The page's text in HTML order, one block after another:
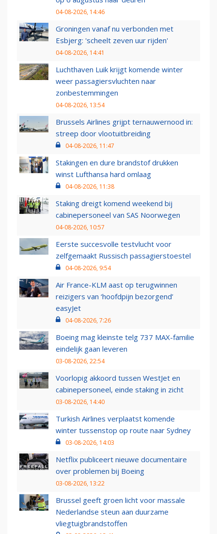
04-08-2026, 14:46
Groningen vanaf nu verbonden met
Esbjerg: 'scheelt zeven uur rijden'
04-08-2026, 14:41
Luchthaven Luik krijgt komende winter
weer passagiersvluchten naar
zonbestemmingen
04-08-2026, 13:54
Brussels Airlines grijpt ternauwernood in:
streep door vlootuitbreiding
04-08-2026, 11:47
Stakingen en dure brandstof drukken
winst Lufthansa hard omlaag
04-08-2026, 11:38
Staking dreigt komend weekend bij
cabinepersoneel van SAS Noorwegen
04-08-2026, 10:57
Eerste succesvolle testvlucht voor
zelfgemaakt Russisch passagierstoestel
04-08-2026, 9:54
Air France-KLM aast op terugwinnen
reizigers van ‘hoofdpijn bezorgend’
easyJet
04-08-2026, 7:26
Boeing mag kleinste telg 737 MAX-familie
eindelijk gaan leveren
03-08-2026, 22:54
Voorlopig akkoord tussen WestJet en
cabinepersoneel, einde staking in zicht
03-08-2026, 14:40
Turkish Airlines verplaatst komende
winter tussenstop op route naar Sydney
03-08-2026, 14:03
Netflix publiceert nieuwe documentaire
over problemen bij Boeing
03-08-2026, 13:22
Brussel geeft groen licht voor massale
Nederlandse steun aan duurzame
vliegtuigbrandstoffen